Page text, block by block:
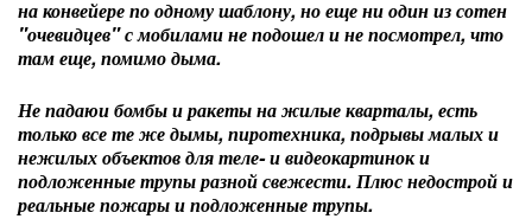
на конвейере по одному шаблону, но еще ни один из сотен
"очевидцев" с мобилами не подошел и не посмотрел, что
там еще, помимо дыма.
Не падаюи бомбы и ракеты на жилые кварталы, есть
только все те же дымы, пиротехника, подрывы малых и
нежилых объектов для теле- и видеокартинок и
подложенные трупы разной свежести. Плюс недострой и
реальные пожары и подложенные трупы.